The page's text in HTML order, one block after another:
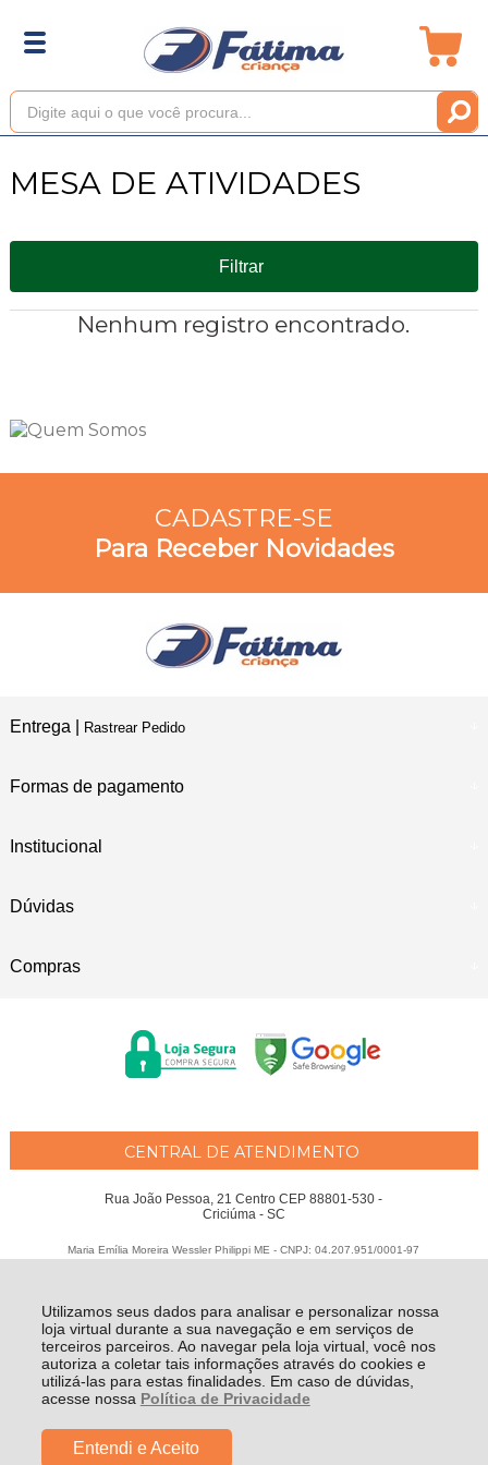
Utilizamos seus dados para analisar e personalizar nossa
loja virtual durante a sua navegação e em serviços de
terceiros parceiros. Ao navegar pela loja virtual, você nos
autoriza a coletar tais informações através do cookies e
utilizá-las para estas finalidades. Em caso de dúvidas,
acesse nossa Política de Privacidade
Entendi e Aceito
MESA DE ATIVIDADES
Filtrar
Nenhum registro encontrado.
CADASTRE-SE
Para Receber Novidades
Entrega | Rastrear Pedido
Formas de pagamento
Institucional
Dúvidas
Compras
CENTRAL DE ATENDIMENTO
Rua João Pessoa, 21 Centro CEP 88801-530 -
Criciúma - SC
Maria Emília Moreira Wessler Philippi ME - CNPJ: 04.207.951/0001-97